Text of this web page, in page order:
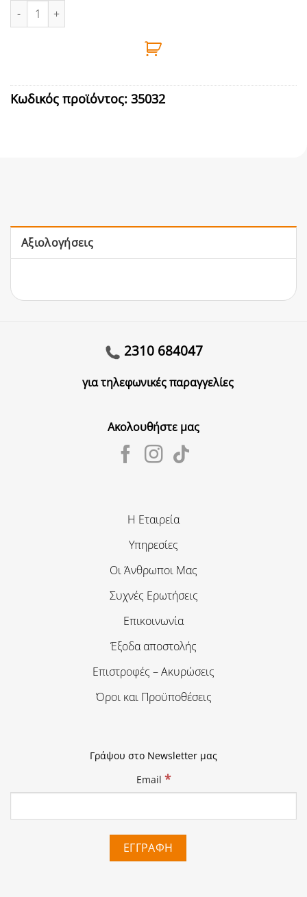
ΚΛΕΙΔΑΡΙΑ ΓΛΩΣΣΟΥ Νo 35 ΜΕ ΚΥΛΙΝΔΡΟ DOMUS ποσότητα
Κωδικός προϊόντος: 35032
Αξιολογήσεις
2310 684047
για τηλεφωνικές παραγγελίες
Ακολουθήστε μας
Η Εταιρεία
Υπηρεσίες
Οι Άνθρωποι Μας
Συχνές Ερωτήσεις
Επικοινωνία
Έξοδα αποστολής
Επιστροφές – Ακυρώσεις
Όροι και Προϋποθέσεις
Γράψου στο Newsletter μας
Email *